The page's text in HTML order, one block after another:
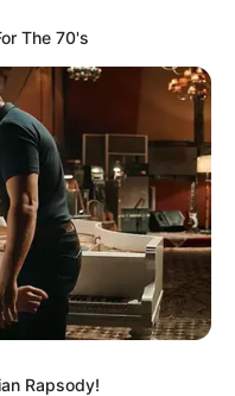
den Märkischer
The 70's
Rapsody!